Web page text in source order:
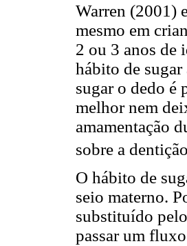
Warren (2001)
mesmo em
2 ou 3 anos de
hábito de sugar
sugar o dedo é
melhor nem
amamentação
sobre a
O hábito de
seio materno.
substituído
passar um